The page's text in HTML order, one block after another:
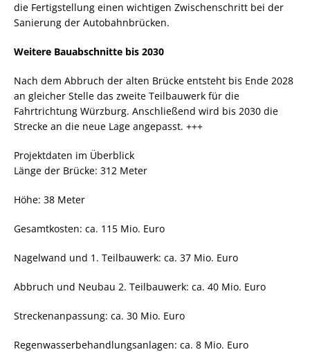
die Fertigstellung einen wichtigen Zwischenschritt bei der
Sanierung der Autobahnbrücken.
Weitere Bauabschnitte bis 2030
Nach dem Abbruch der alten Brücke entsteht bis Ende 2028
an gleicher Stelle das zweite Teilbauwerk für die
Fahrtrichtung Würzburg. Anschließend wird bis 2030 die
Strecke an die neue Lage angepasst. +++
Projektdaten im Überblick
Länge der Brücke: 312 Meter
Höhe: 38 Meter
Gesamtkosten: ca. 115 Mio. Euro
Nagelwand und 1. Teilbauwerk: ca. 37 Mio. Euro
Abbruch und Neubau 2. Teilbauwerk: ca. 40 Mio. Euro
Streckenanpassung: ca. 30 Mio. Euro
Regenwasserbehandlungsanlagen: ca. 8 Mio. Euro